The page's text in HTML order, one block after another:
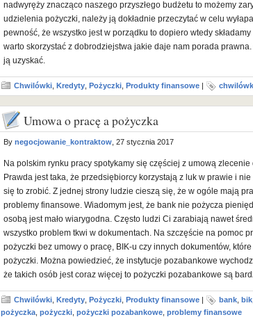
nadwyręży znacząco naszego przyszłego budżetu to możemy
udzielenia pożyczki, należy ją dokładnie przeczytać w celu
pewność, że wszystko jest w porządku to dopiero wtedy
warto skorzystać z dobrodziejstwa jakie daje nam porada
ją uzyskać.
Chwilówki Kredyty Pożyczki Produkty finansowe |
Umowa o pracę a pożyczka
By negocjowanie_kontraktow , 27 stycznia 2017
Na polskim rynku pracy spotykamy się częściej z umową
Prawda jest taka, że przedsiębiorcy korzystają z luk w prawie i
się to zrobić. Z jednej strony ludzie cieszą się, że w ogóle mają
problemy finansowe. Wiadomym jest, że bank nie pożycza
osobą jest mało wiarygodna. Często ludzi Ci zarabiają nawet
wszystko problem tkwi w dokumentach. Na szczęście na pomoc
pożyczki bez umowy o pracę, BIK-u czy innych dokumentów,
pożyczki. Można powiedzieć, że instytucje pozabankowe
że takich osób jest coraz więcej to pożyczki pozabankowe są
Chwilówki Kredyty Pożyczki Produkty finansowe | bank bik
pożyczka pożyczki pożyczki pozabankowe problemy finansowe